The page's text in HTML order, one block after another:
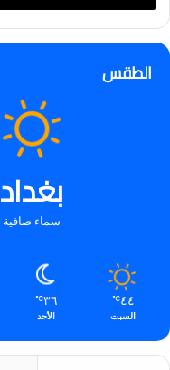
الطقس
بغداد
سماء صافية
٤٤℃
السبت
٣٦℃
الأحد